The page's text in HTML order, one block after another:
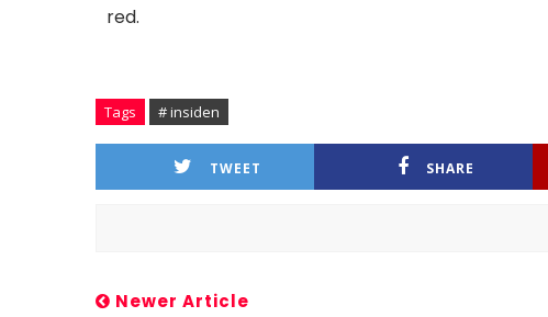
red.
Tags # insiden
TWEET SHARE
Newer Article